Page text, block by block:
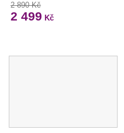
2 890 Kč
2 499 Kč